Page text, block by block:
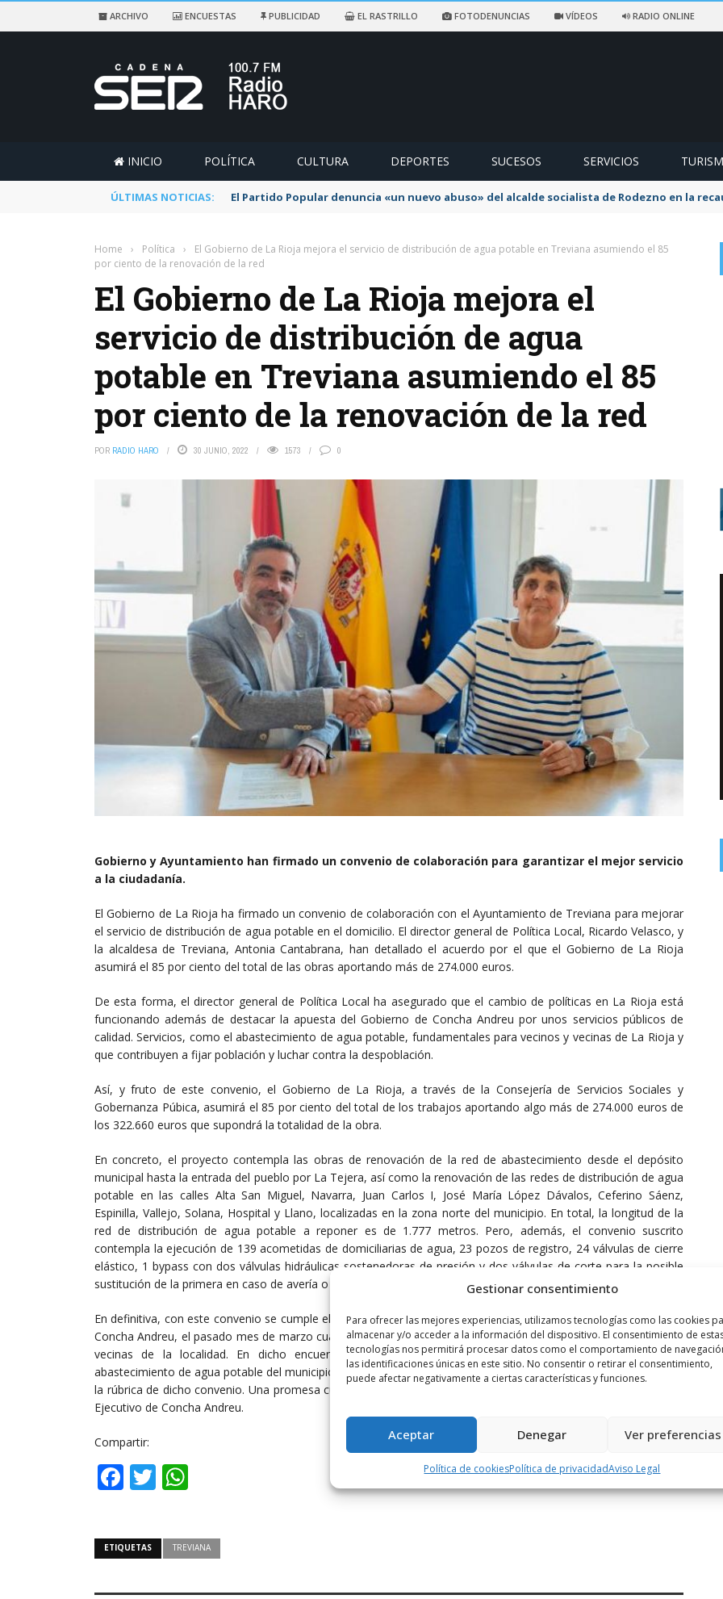
Gestionar consentimiento
Para ofrecer las mejores experiencias, utilizamos tecnologías como las cookies
almacenar y/o acceder a la información del dispositivo. El consentimiento de
tecnologías nos permitirá procesar datos como el comportamiento de
las identificaciones únicas en este sitio. No consentir o retirar el consentimiento,
puede afectar negativamente a ciertas características y funciones.
Aceptar Denegar Ver preferencias
Política de cookiesPolítica de privacidadAviso Legal
ARCHIVO ENCUESTAS PUBLICIDAD EL RASTRILLO FOTODENUNCIAS VÍDEOS RADIO ONLINE
INICIO POLÍTICA CULTURA DEPORTES SUCESOS SERVICIOS
ÚLTIMAS NOTICIAS: El Partido Popular denuncia «un nuevo abuso» del alcalde socialista de Rodezno en la
Home › Política ›
El Gobierno de La Rioja mejora el servicio de distribución de agua potable en Treviana asumiendo el 85
por ciento de la renovación de la red
El Gobierno de La Rioja mejora el
servicio de distribución de agua
potable en Treviana asumiendo el 85
por ciento de la renovación de la red
POR RADIO HARO 30 JUNIO, 2022 1573 0
Gobierno y Ayuntamiento han firmado un convenio de colaboración para garantizar el mejor servicio
a la ciudadanía.
El Gobierno de La Rioja ha firmado un convenio de colaboración con el Ayuntamiento de Treviana para mejorar
el servicio de distribución de agua potable en el domicilio. El director general de Política Local, Ricardo Velasco, y
la alcaldesa de Treviana, Antonia Cantabrana, han detallado el acuerdo por el que el Gobierno de La Rioja
asumirá el 85 por ciento del total de las obras aportando más de 274.000 euros.
De esta forma, el director general de Política Local ha asegurado que el cambio de políticas en La Rioja está
funcionando además de destacar la apuesta del Gobierno de Concha Andreu por unos servicios públicos de
calidad. Servicios, como el abastecimiento de agua potable, fundamentales para vecinos y vecinas de La Rioja y
que contribuyen a fijar población y luchar contra la despoblación.
Así, y fruto de este convenio, el Gobierno de La Rioja, a través de la Consejería de Servicios Sociales y
Gobernanza Púbica, asumirá el 85 por ciento del total de los trabajos aportando algo más de 274.000 euros de
los 322.660 euros que supondrá la totalidad de la obra.
En concreto, el proyecto contempla las obras de renovación de la red de abastecimiento desde el depósito
municipal hasta la entrada del pueblo por La Tejera, así como la renovación de las redes de distribución de agua
potable en las calles Alta San Miguel, Navarra, Juan Carlos I, José María López Dávalos, Ceferino Sáenz,
Espinilla, Vallejo, Solana, Hospital y Llano, localizadas en la zona norte del municipio. En total, la longitud de la
red de distribución de agua potable a reponer es de 1.777 metros. Pero, además, el convenio suscrito
contempla la ejecución de 139 acometidas de domiciliarias de agua, 23 pozos de registro, 24 válvulas de cierre
elástico, 1 bypass con dos válvulas hidráulicas sostenedoras de presión y dos válvulas de corte para la posible
sustitución de la primera en caso de avería o mantenimiento, más una veintena de bocas de riego.
En definitiva, con este convenio se cumple el compromiso adquirido por la presidenta del Gobierno de La Rioja,
Concha Andreu, el pasado mes de marzo cuando visitó Treviana y se reunió con su alcaldesa y varios vecinos y
vecinas de la localidad. En dicho encuentro, Andreu se comprometió a solucionar los problemas de
abastecimiento de agua potable del municipio y, en algo más de tres meses, la solución se ha materializado con
la rúbrica de dicho convenio. Una promesa cumplida que ratifica el cambio de políticas y forma de gobernar del
Ejecutivo de Concha Andreu.
Compartir:
Facebook
Twitter
ETIQUETAS TREVIANA